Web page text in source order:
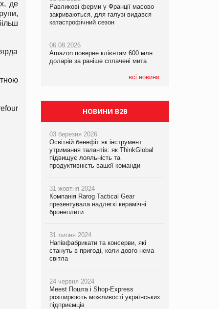
де
Равликові ферми у Франції масово
закриваються, для галузі видався
катастрофічний сезон
06.08.2026
Amazon поверне клієнтам 600 млн
доларів за раніше сплачені мита
всі новини
Равликові ферми у Франції масово
закриваються, для галузі видався
катастрофічний сезон
06.08.2026
Amazon поверне клієнтам 600 млн
доларів за раніше сплачені мита
Amazon поверне клієнтам 600 млн
доларів за раніше сплачені мита
У Євросоюзі набули чинності нові
правила щодо штучного інтелекту
НОВИНИ B2B
03 березня 2026
Освітній бенефіт як інструмент
утримання талантів: як ThinkGlobal
підвищує лояльність та
продуктивність вашої команди
31 жовтня 2024
Компанія Rarog Tactical Gear
презентувала надлегкі керамічні
бронеплити
31 липня 2024
Напівфабрикати та консерви, які
стануть в пригоді, коли довго нема
світла
24 червня 2024
Meest Пошта і Shop-Express
розширюють можливості українських
підприємців